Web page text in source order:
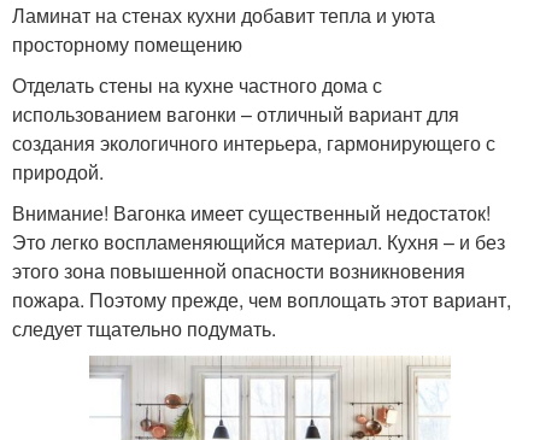
Ламинат на стенах кухни добавит тепла и уюта
просторному помещению
Отделать стены на кухне частного дома с
использованием вагонки – отличный вариант для
создания экологичного интерьера, гармонирующего с
природой.
Внимание! Вагонка имеет существенный недостаток!
Это легко воспламеняющийся материал. Кухня – и без
этого зона повышенной опасности возникновения
пожара. Поэтому прежде, чем воплощать этот вариант,
следует тщательно подумать.